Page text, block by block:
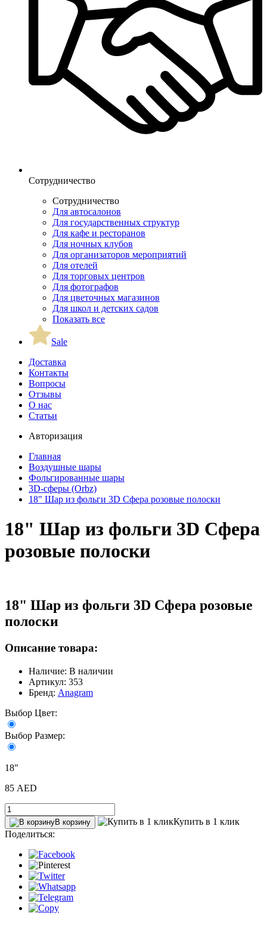
Сотрудничество
Сотрудничество
Для автосалонов
Для государственных структур
Для кафе и ресторанов
Для ночных клубов
Для организаторов мероприятий
Для отелей
Для торговых центров
Для фотографов
Для цветочных магазинов
Для школ и детских садов
Показать все
Sale
Доставка
Контакты
Вопросы
Отзывы
О нас
Статьи
Авторизация
Главная
Воздушные шары
Фольгированные шары
3D-сферы (Orbz)
18" Шар из фольги 3D Сфера розовые полоски
18" Шар из фольги 3D Сфера
розовые полоски
18" Шар из фольги 3D Сфера розовые
полоски
Описание товара:
Наличие: В наличии
Артикул: 353
Бренд: Anagram
Выбор Цвет:
Выбор Размер:
18"
85 AED
В корзину
Купить в 1 клик
Поделиться: